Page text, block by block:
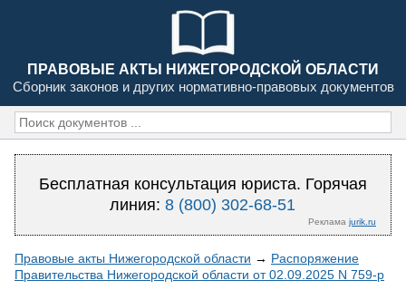
ПРАВОВЫЕ АКТЫ НИЖЕГОРОДСКОЙ ОБЛАСТИ
Сборник законов и других нормативно-правовых документов
Бесплатная консультация юриста. Горячая
линия:8 (800) 302-68-51
Реклама jurik.ru
Правовые акты Нижегородской области → Распоряжение
Правительства Нижегородской области от 02.09.2025 N 759-р